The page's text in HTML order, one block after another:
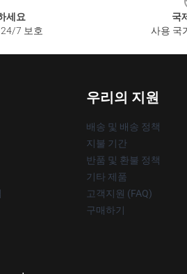
세요
7 보호
국
사용 국
우리의 지원
배송 및 배송 정책
지불 기간
반품 및 환불 정책
기타 제품
고객지원 (FAQ)
구매하기